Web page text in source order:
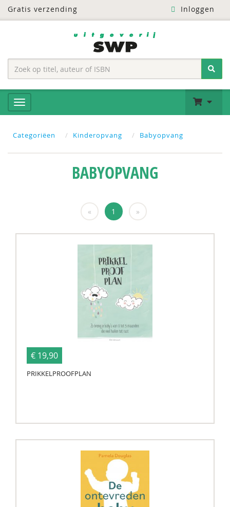
Gratis verzending Inloggen
Categoriëen Kinderopvang Babyopvang
BABYOPVANG
« 1 »
€ 19,90
PRIKKELPROOFPLAN